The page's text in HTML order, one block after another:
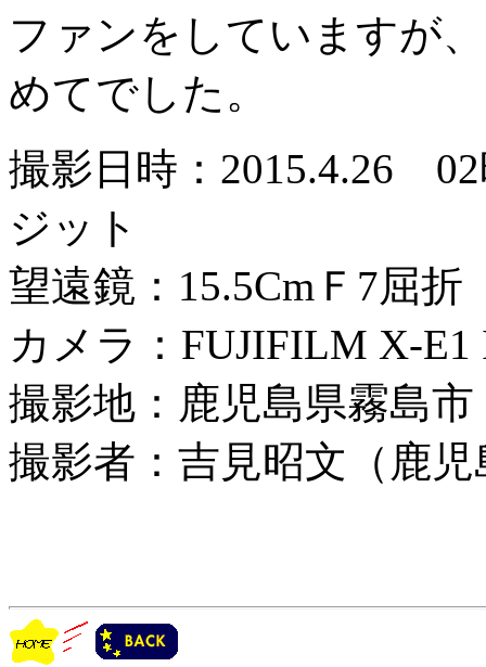
ファンをしていますが
めてでした。
撮影日時：2015.4.26
ジット
望遠鏡：15.5CmＦ7屈
カメラ：FUJIFILM X-E1
撮影地：鹿児島県霧島市
撮影者：吉見昭文（鹿